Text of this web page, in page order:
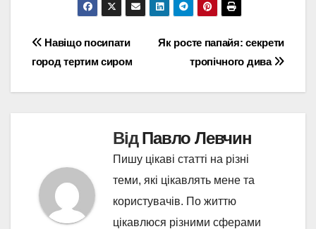
Навігація
записів
Як росте папайя: секрети
тропічного дива
Навіщо посипати
город тертим сиром
ВідПавло Левчин
Пишу цікаві статті на різні
теми, які цікавлять мене та
користувачів. По життю
цікавлюся різними сферами